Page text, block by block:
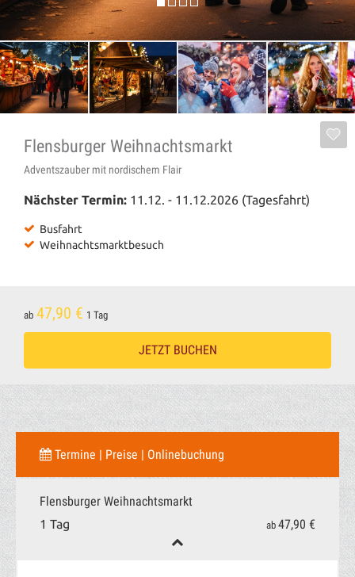
Flensburger Weihnachtsmarkt
Adventszauber mit nordischem Flair
Nächster Termin: 11.12. - 11.12.2026 (Tagesfahrt)
Busfahrt
Weihnachtsmarktbesuch
ab 47,90 € 1 Tag
JETZT BUCHEN
Termine | Preise | Onlinebuchung
Flensburger Weihnachtsmarkt
1 Tag ab 47,90 €